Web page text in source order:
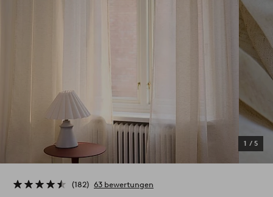
1 / 5
182 63 bewertungen